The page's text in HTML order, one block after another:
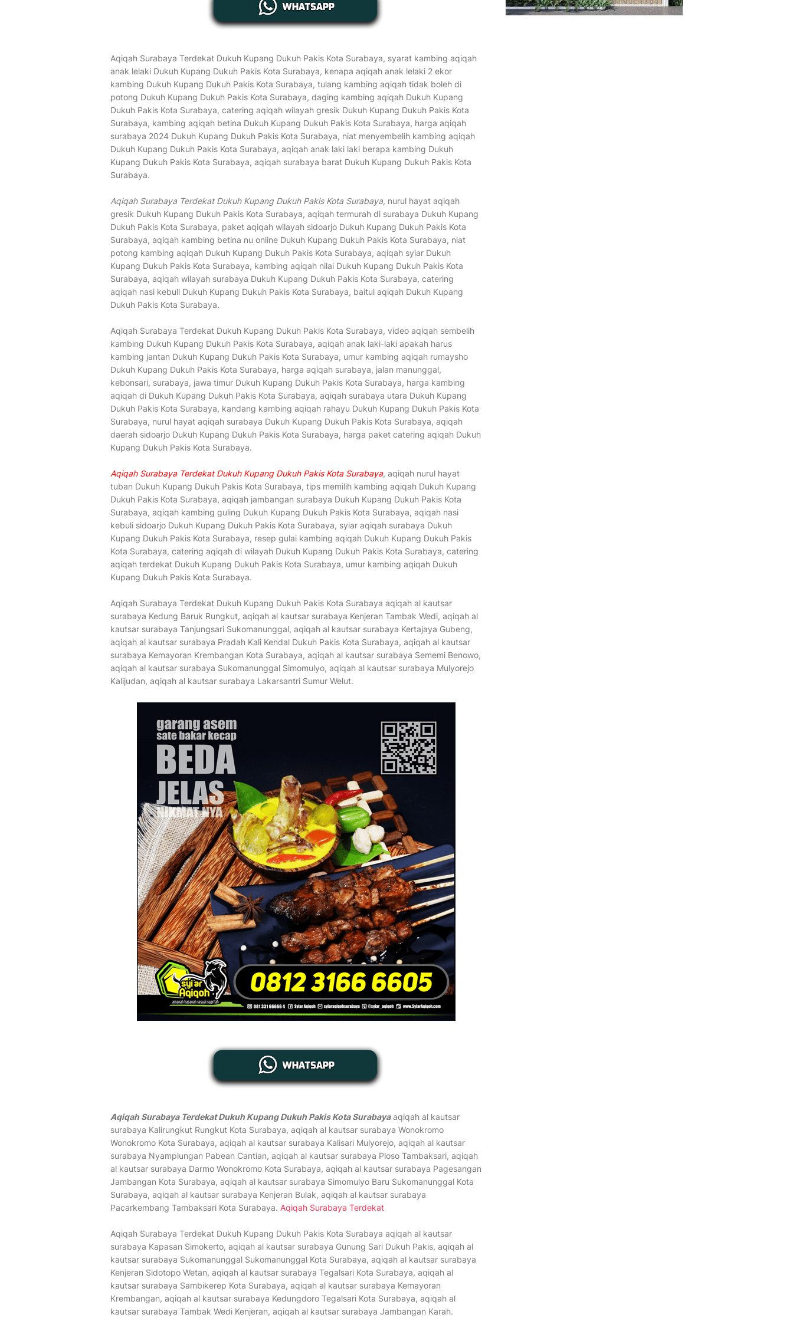
Aqiqah Surabaya Terdekat Dukuh Kupang Dukuh Pakis Kota Surabaya, syarat kambing aqiqah
anak lelaki Dukuh Kupang Dukuh Pakis Kota Surabaya, kenapa aqiqah anak lelaki 2 ekor
kambing Dukuh Kupang Dukuh Pakis Kota Surabaya, tulang kambing aqiqah tidak boleh di
potong Dukuh Kupang Dukuh Pakis Kota Surabaya, daging kambing aqiqah Dukuh Kupang
Dukuh Pakis Kota Surabaya, catering aqiqah wilayah gresik Dukuh Kupang Dukuh Pakis Kota
Surabaya, kambing aqiqah betina Dukuh Kupang Dukuh Pakis Kota Surabaya, harga aqiqah
surabaya 2024 Dukuh Kupang Dukuh Pakis Kota Surabaya, niat menyembelih kambing aqiqah
Dukuh Kupang Dukuh Pakis Kota Surabaya, aqiqah anak laki laki berapa kambing Dukuh
Kupang Dukuh Pakis Kota Surabaya, aqiqah surabaya barat Dukuh Kupang Dukuh Pakis Kota
Surabaya.
Aqiqah Surabaya Terdekat Dukuh Kupang Dukuh Pakis Kota Surabaya, nurul hayat aqiqah
gresik Dukuh Kupang Dukuh Pakis Kota Surabaya, aqiqah termurah di surabaya Dukuh Kupang
Dukuh Pakis Kota Surabaya, paket aqiqah wilayah sidoarjo Dukuh Kupang Dukuh Pakis Kota
Surabaya, aqiqah kambing betina nu online Dukuh Kupang Dukuh Pakis Kota Surabaya, niat
potong kambing aqiqah Dukuh Kupang Dukuh Pakis Kota Surabaya, aqiqah syiar Dukuh
Kupang Dukuh Pakis Kota Surabaya, kambing aqiqah nilai Dukuh Kupang Dukuh Pakis Kota
Surabaya, aqiqah wilayah surabaya Dukuh Kupang Dukuh Pakis Kota Surabaya, catering
aqiqah nasi kebuli Dukuh Kupang Dukuh Pakis Kota Surabaya, baitul aqiqah Dukuh Kupang
Dukuh Pakis Kota Surabaya.
Aqiqah Surabaya Terdekat Dukuh Kupang Dukuh Pakis Kota Surabaya, video aqiqah sembelih
kambing Dukuh Kupang Dukuh Pakis Kota Surabaya, aqiqah anak laki-laki apakah harus
kambing jantan Dukuh Kupang Dukuh Pakis Kota Surabaya, umur kambing aqiqah rumaysho
Dukuh Kupang Dukuh Pakis Kota Surabaya, harga aqiqah surabaya, jalan manunggal,
kebonsari, surabaya, jawa timur Dukuh Kupang Dukuh Pakis Kota Surabaya, harga kambing
aqiqah di Dukuh Kupang Dukuh Pakis Kota Surabaya, aqiqah surabaya utara Dukuh Kupang
Dukuh Pakis Kota Surabaya, kandang kambing aqiqah rahayu Dukuh Kupang Dukuh Pakis Kota
Surabaya, nurul hayat aqiqah surabaya Dukuh Kupang Dukuh Pakis Kota Surabaya, aqiqah
daerah sidoarjo Dukuh Kupang Dukuh Pakis Kota Surabaya, harga paket catering aqiqah Dukuh
Kupang Dukuh Pakis Kota Surabaya.
Aqiqah Surabaya Terdekat Dukuh Kupang Dukuh Pakis Kota Surabaya, aqiqah nurul hayat
tuban Dukuh Kupang Dukuh Pakis Kota Surabaya, tips memilih kambing aqiqah Dukuh Kupang
Dukuh Pakis Kota Surabaya, aqiqah jambangan surabaya Dukuh Kupang Dukuh Pakis Kota
Surabaya, aqiqah kambing guling Dukuh Kupang Dukuh Pakis Kota Surabaya, aqiqah nasi
kebuli sidoarjo Dukuh Kupang Dukuh Pakis Kota Surabaya, syiar aqiqah surabaya Dukuh
Kupang Dukuh Pakis Kota Surabaya, resep gulai kambing aqiqah Dukuh Kupang Dukuh Pakis
Kota Surabaya, catering aqiqah di wilayah Dukuh Kupang Dukuh Pakis Kota Surabaya, catering
aqiqah terdekat Dukuh Kupang Dukuh Pakis Kota Surabaya, umur kambing aqiqah Dukuh
Kupang Dukuh Pakis Kota Surabaya.
Aqiqah Surabaya Terdekat Dukuh Kupang Dukuh Pakis Kota Surabaya aqiqah al kautsar
surabaya Kedung Baruk Rungkut, aqiqah al kautsar surabaya Kenjeran Tambak Wedi, aqiqah al
kautsar surabaya Tanjungsari Sukomanunggal, aqiqah al kautsar surabaya Kertajaya Gubeng,
aqiqah al kautsar surabaya Pradah Kali Kendal Dukuh Pakis Kota Surabaya, aqiqah al kautsar
surabaya Kemayoran Krembangan Kota Surabaya, aqiqah al kautsar surabaya Sememi Benowo,
aqiqah al kautsar surabaya Sukomanunggal Simomulyo, aqiqah al kautsar surabaya Mulyorejo
Kalijudan, aqiqah al kautsar surabaya Lakarsantri Sumur Welut.
Aqiqah Surabaya Terdekat Dukuh Kupang Dukuh Pakis Kota Surabayaaqiqah al kautsar
surabaya Kalirungkut Rungkut Kota Surabaya, aqiqah al kautsar surabaya Wonokromo
Wonokromo Kota Surabaya, aqiqah al kautsar surabaya Kalisari Mulyorejo, aqiqah al kautsar
surabaya Nyamplungan Pabean Cantian, aqiqah al kautsar surabaya Ploso Tambaksari, aqiqah
al kautsar surabaya Darmo Wonokromo Kota Surabaya, aqiqah al kautsar surabaya Pagesangan
Jambangan Kota Surabaya, aqiqah al kautsar surabaya Simomulyo Baru Sukomanunggal Kota
Surabaya, aqiqah al kautsar surabaya Kenjeran Bulak, aqiqah al kautsar surabaya
Pacarkembang Tambaksari Kota Surabaya. Aqiqah Surabaya Terdekat
Aqiqah Surabaya Terdekat Dukuh Kupang Dukuh Pakis Kota Surabaya aqiqah al kautsar
surabaya Kapasan Simokerto, aqiqah al kautsar surabaya Gunung Sari Dukuh Pakis, aqiqah al
kautsar surabaya Sukomanunggal Sukomanunggal Kota Surabaya, aqiqah al kautsar surabaya
Kenjeran Sidotopo Wetan, aqiqah al kautsar surabaya Tegalsari Kota Surabaya, aqiqah al
kautsar surabaya Sambikerep Kota Surabaya, aqiqah al kautsar surabaya Kemayoran
Krembangan, aqiqah al kautsar surabaya Kedungdoro Tegalsari Kota Surabaya, aqiqah al
kautsar surabaya Tambak Wedi Kenjeran, aqiqah al kautsar surabaya Jambangan Karah.